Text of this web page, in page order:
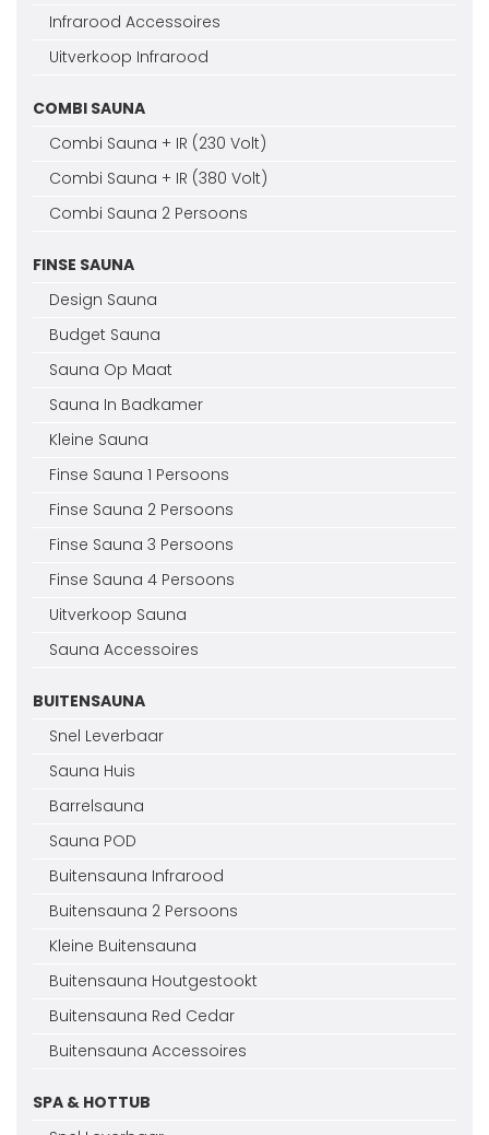
Infrarood Accessoires
Uitverkoop Infrarood
COMBI SAUNA
Combi Sauna + IR (230 Volt)
Combi Sauna + IR (380 Volt)
Combi Sauna 2 Persoons
FINSE SAUNA
Design Sauna
Budget Sauna
Sauna Op Maat
Sauna In Badkamer
Kleine Sauna
Finse Sauna 1 Persoons
Finse Sauna 2 Persoons
Finse Sauna 3 Persoons
Finse Sauna 4 Persoons
Uitverkoop Sauna
Sauna Accessoires
BUITENSAUNA
Snel Leverbaar
Sauna Huis
Barrelsauna
Sauna POD
Buitensauna Infrarood
Buitensauna 2 Persoons
Kleine Buitensauna
Buitensauna Houtgestookt
Buitensauna Red Cedar
Buitensauna Accessoires
SPA & HOTTUB